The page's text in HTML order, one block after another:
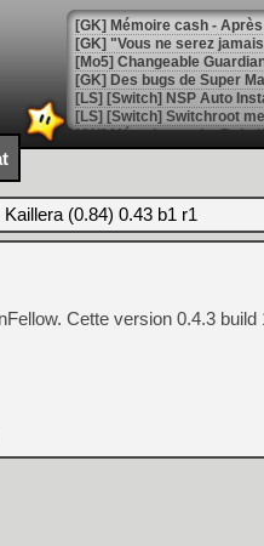
[GK] "Vous ne serez
[Mo5] Changeable
[GK] Des bugs de Super
[LS] [Switch] NSP Auto
[GK] La saga horrifique
[GK] Le portage de Super
[Mo5] Le jeu de course
[GK] Guillermo del Toro
[GK] Mistfall Hunter : déjà
[GK] Wo Long 2 évolue
[GK] Crossfire : un TPS à
[LS] [PS5] Premiers
(0.84) 0.43 b1 r1
Cette version 0.4.3 build